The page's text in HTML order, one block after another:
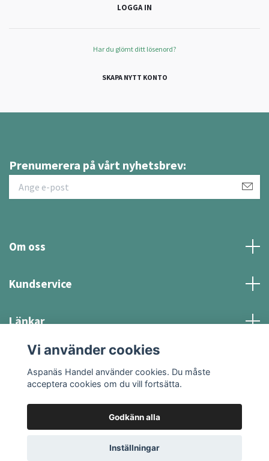
Har du glömt ditt lösenord?
SKAPA NYTT KONTO
Prenumerera på vårt nyhetsbrev:
Om oss
Kundservice
Länkar
Sociala medier
© 2026 Aspanäs Handel
Vi använder cookies
Aspanäs Handel använder cookies. Du måste
acceptera cookies om du vill fortsätta.
Godkänn alla
Inställningar